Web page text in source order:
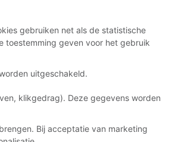
gebruiken net als de statistische
toestemming geven voor het gebruik
uitgeschakeld.
klikgedrag). Deze gegevens worden
Bij acceptatie van marketing